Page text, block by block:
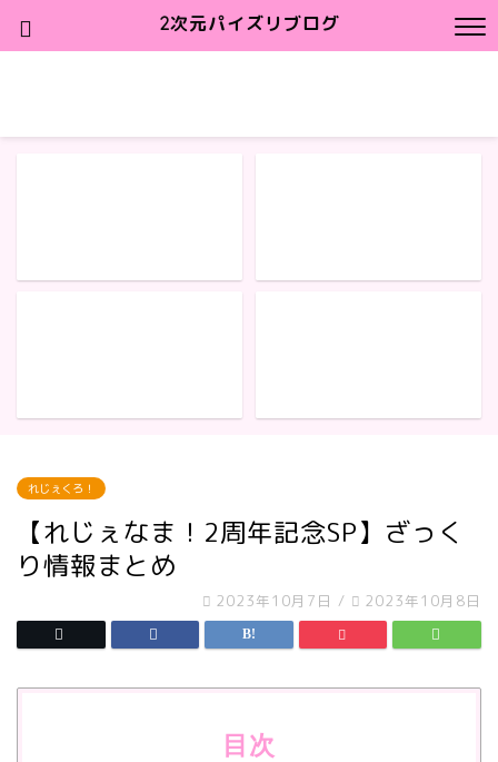
2次元パイズリブログ
れじぇくろ！
【れじぇなま！2周年記念SP】ざっく
り情報まとめ
2023年10月7日 / 2023年10月8日
目次